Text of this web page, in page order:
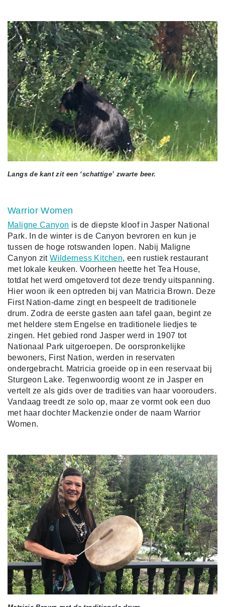
Langs de kant zit een ‘schattige’ zwarte beer.
Warrior Women
Maligne Canyon is de diepste kloof in Jasper National
Park. In de winter is de Canyon bevroren en kun je
tussen de hoge rotswanden lopen. Nabij Maligne
Canyon zitWilderness Kitchen, een rustiek restaurant
met lokale keuken. Voorheen heette het Tea House,
totdat het werd omgetoverd tot deze trendy uitspanning.
Hier woon ik een optreden bij van Matricia Brown. Deze
First Nation-dame zingt en bespeelt de traditionele
drum. Zodra de eerste gasten aan tafel gaan, begint ze
met heldere stem Engelse en traditionele liedjes te
zingen. Het gebied rond Jasper werd in 1907 tot
Nationaal Park uitgeroepen. De oorspronkelijke
bewoners, First Nation, werden in reservaten
ondergebracht. Matricia groeide op in een reservaat bij
Sturgeon Lake. Tegenwoordig woont ze in Jasper en
vertelt ze als gids over de tradities van haar voorouders.
Vandaag treedt ze solo op, maar ze vormt ook een duo
met haar dochter Mackenzie onder de naam Warrior
Women.